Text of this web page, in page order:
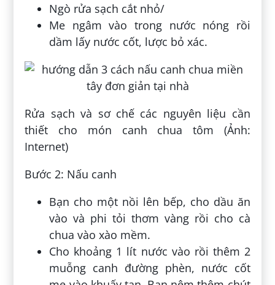
Ngò rửa sạch cắt nhỏ/
Me ngâm vào trong nước nóng rồi
dầm lấy nước cốt, lược bỏ xác.
Rửa sạch và sơ chế các nguyên liệu cần
thiết cho món canh chua tôm (Ảnh:
Internet)
Bước 2: Nấu canh
Bạn cho một nồi lên bếp, cho dầu ăn
vào và phi tỏi thơm vàng rồi cho cà
chua vào xào mềm.
Cho khoảng 1 lít nước vào rồi thêm 2
muỗng canh đường phèn, nước cốt